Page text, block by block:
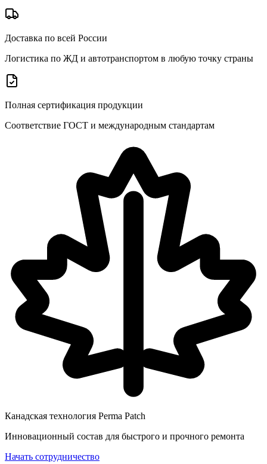
Доставка по всей России
Логистика по ЖД и автотранспортом в любую точку страны
Полная сертификация продукции
Соответствие ГОСТ и международным стандартам
Канадская технология Perma Patch
Инновационный состав для быстрого и прочного ремонта
Начать сотрудничество